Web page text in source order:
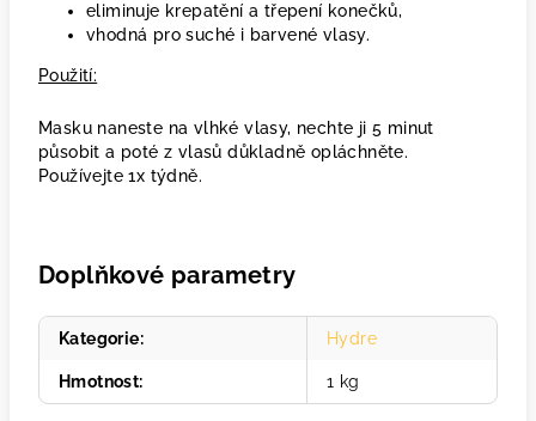
eliminuje krepatění a třepení konečků,
vhodná pro suché i barvené vlasy.
Použití:
Masku naneste na vlhké vlasy, nechte ji 5 minut
působit a poté z vlasů důkladně opláchněte.
Používejte 1x týdně.
Doplňkové parametry
Kategorie: Hydre
Hmotnost: 1 kg